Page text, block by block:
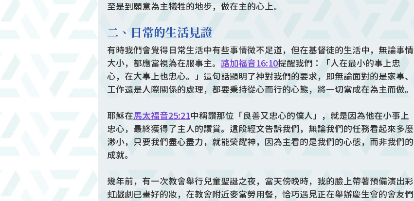
至是到願意為主犧牲的地步，做在主的心上。
二、日常的生活見證
有時我們會覺得日常生活中有些事情微不足道，但在基督徒的生活中，無論事情
大小，都應當視為在服事主。 路加福音16:10提醒我們：「人在最小的事上忠
心，在大事上也忠心。」這句話顯明了神對我們的要求，即無論面對的是家事、
工作還是人際關係的處理，都要秉持從心而行的心態，將一切當成在為主而做。
耶穌在馬太福音25:21中稱讚那位「良善又忠心的僕人」，就是因為他在小事上
忠心，最終獲得了主人的讚賞。這段經文告訴我們，無論我們的任務看起來多麼
渺小，只要我們盡心盡力，就能榮耀神，因為主看的是我們的心態，而非我們的
成就。
幾年前，有一次教會舉行兒童聖誕之夜，當天傍晚時，我的臉上帶著預備演出彩
虹戲劇已畫好的妝，在教會附近麥當勞用餐，恰巧遇見正在舉辦慶生會的會友們